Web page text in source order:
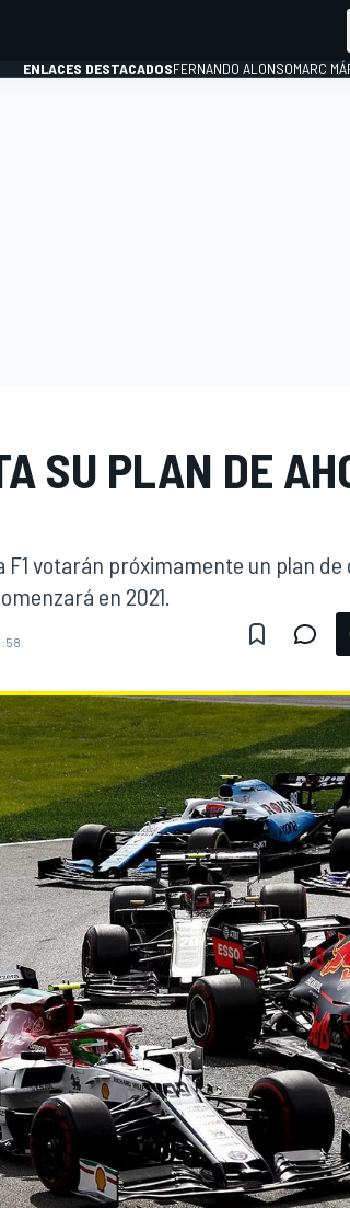
FÓRMULA E
ENLACES DESTACADOSFERNANDO ALONSOMARC
SU PLAN DE
F1 votarán próximamente un plan
en 2021.